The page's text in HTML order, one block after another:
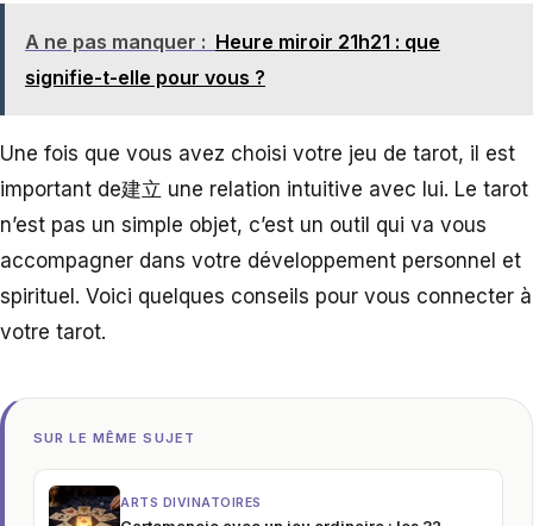
A ne pas manquer : Heure miroir 21h21 : que
signifie-t-elle pour vous ?
Une fois que vous avez choisi votre jeu de tarot, il est
important de建立 une relation intuitive avec lui. Le tarot
n’est pas un simple objet, c’est un outil qui va vous
accompagner dans votre développement personnel et
spirituel. Voici quelques conseils pour vous connecter à
votre tarot.
SUR LE MÊME SUJET
ARTS DIVINATOIRES